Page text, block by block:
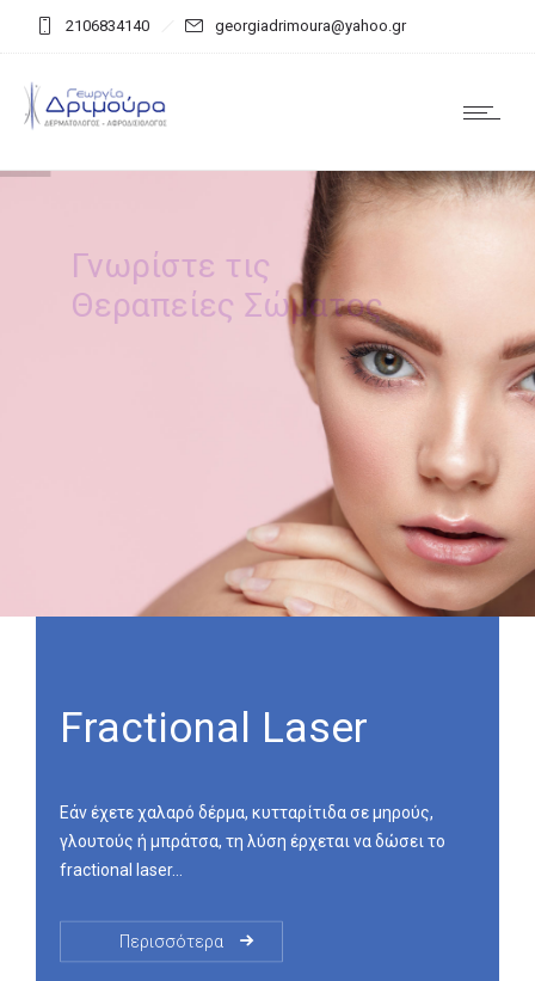
2106834140 georgiadrimoura@yahoo.gr
Γνωρίστε τις
Θεραπείες Σώματος
Fractional Laser
Εάν έχετε χαλαρό δέρμα, κυτταρίτιδα σε μηρούς,
γλουτούς ή μπράτσα, τη λύση έρχεται να δώσει το
fractional laser…
Περισσότερα